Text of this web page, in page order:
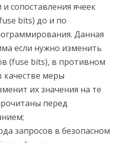
сопоставления ячеек
bits) до и по
Данная
если нужно изменить
(fuse bits), в противном
качестве меры
их значения на те
перед
запросов в безопасном